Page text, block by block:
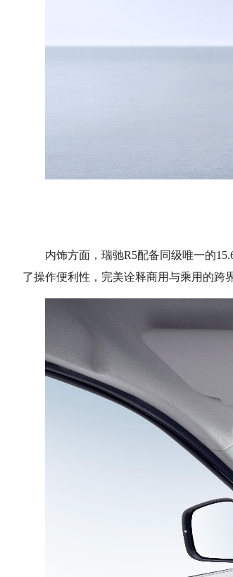
内饰方面，瑞驰R5配备同级唯一的
了操作便利性，完美诠释商用与乘用的跨